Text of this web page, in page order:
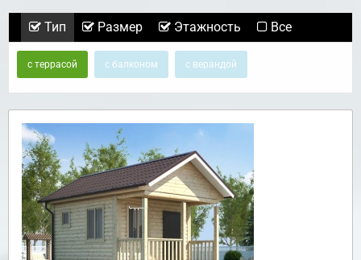
Тип Размер Этажность Все
с террасой с балконом с верандой